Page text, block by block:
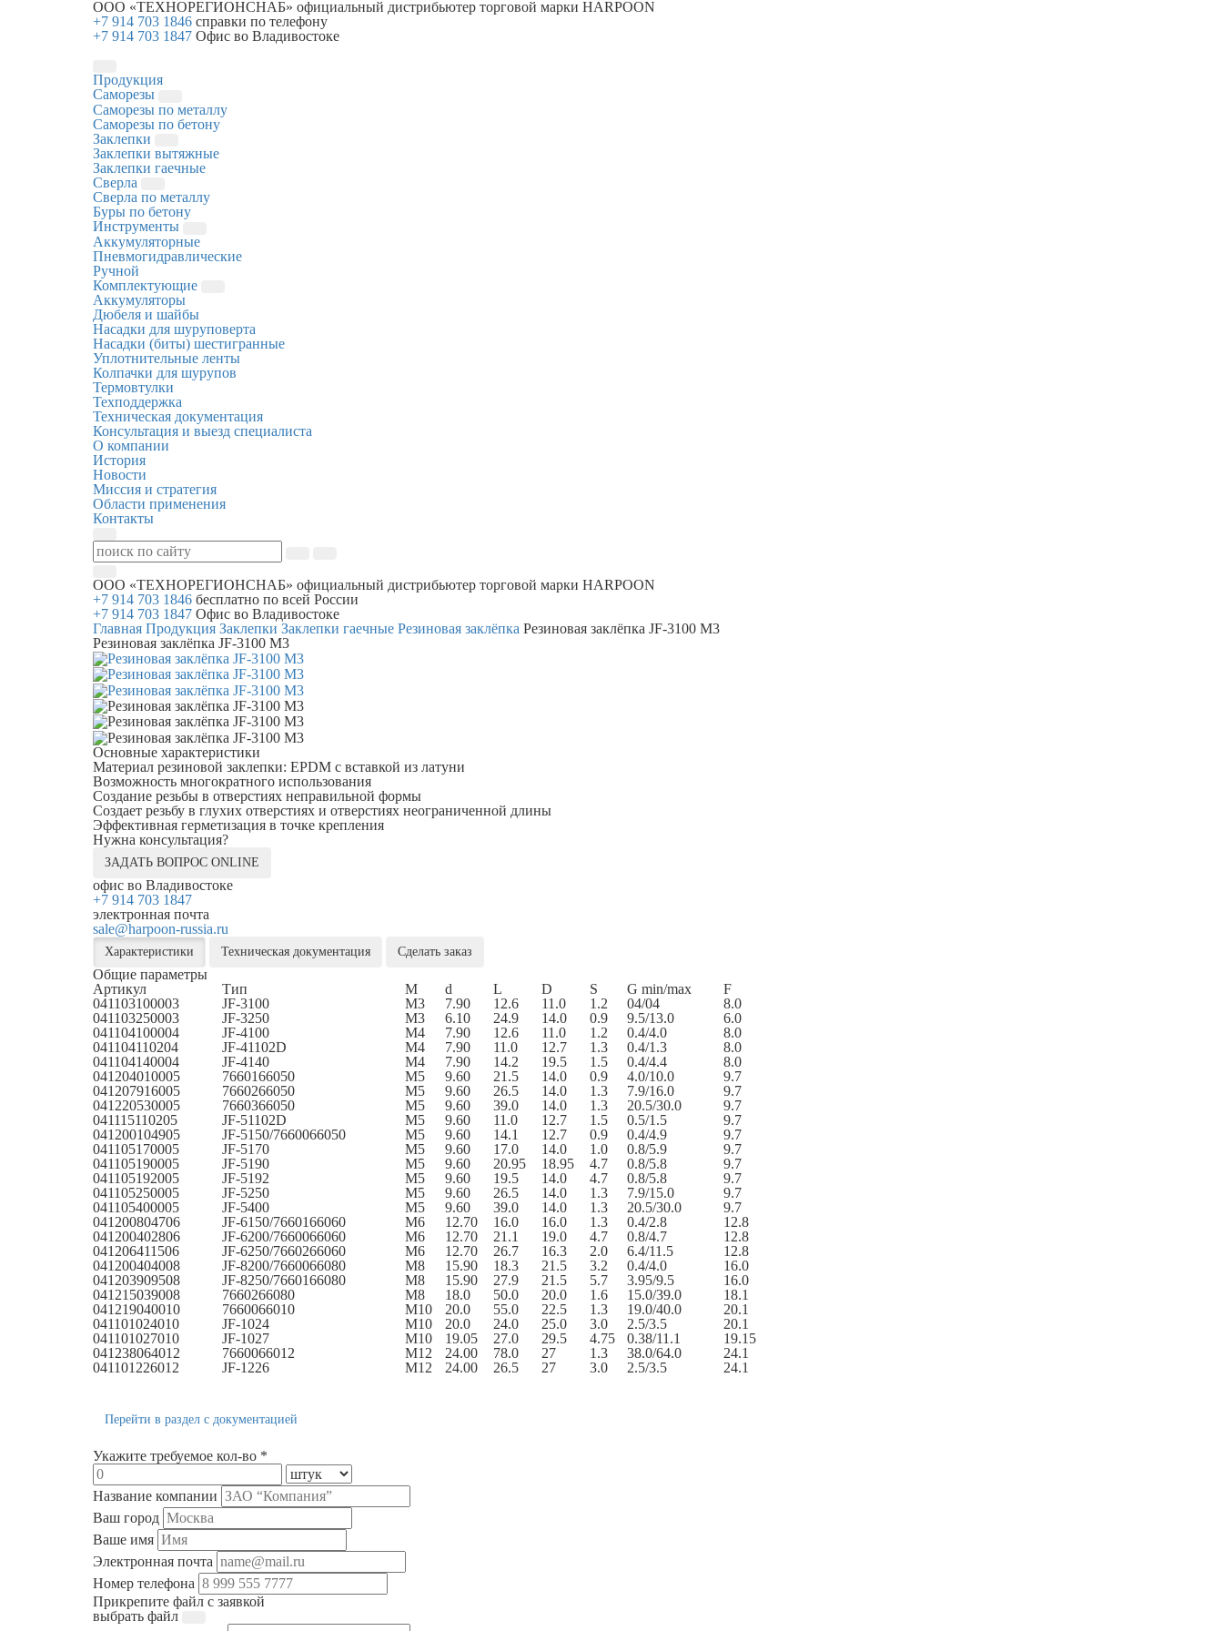
ООО «ТЕХНОРЕГИОНСНАБ» официальный дистрибьютер торговой марки HARPOON
+7 914 703 1846 справки по телефону
+7 914 703 1847 Офис во Владивостоке
Продукция
Саморезы
Саморезы по металлу
Саморезы по бетону
Заклепки
Заклепки вытяжные
Заклепки гаечные
Сверла
Сверла по металлу
Буры по бетону
Инструменты
Аккумуляторные
Пневмогидравлические
Ручной
Комплектующие
Аккумуляторы
Дюбеля и шайбы
Насадки для шуруповерта
Насадки (биты) шестигранные
Уплотнительные ленты
Колпачки для шурупов
Термовтулки
Техподдержка
Техническая документация
Консультация и выезд специалиста
О компании
История
Новости
Миссия и стратегия
Области применения
Контакты
ООО «ТЕХНОРЕГИОНСНАБ» официальный дистрибьютер торговой марки HARPOON
+7 914 703 1846 бесплатно по всей России
+7 914 703 1847 Офис во Владивостоке
Главная Продукция Заклепки Заклепки гаечные Резиновая заклёпка Резиновая заклёпка JF-3100 М3
Резиновая заклёпка JF-3100 М3
Основные характеристики
Материал резиновой заклепки: EPDM с вставкой из латуни
Возможность многократного использования
Создание резьбы в отверстиях неправильной формы
Создает резьбу в глухих отверстиях и отверстиях неограниченной длины
Эффективная герметизация в точке крепления
Нужна консультация?
ЗАДАТЬ ВОПРОС ONLINE
офис во Владивостоке
+7 914 703 1847
электронная почта
sale@harpoon-russia.ru
Характеристики Техническая документация Сделать заказ
Общие параметры
Артикул
Тип M d L D S G min/max
F
041103100003
JF-3100 М3 7.90 12.6 11.0 1.2 04/04
8.0
041103250003
JF-3250 М3 6.10 24.9 14.0 0.9 9.5/13.0
6.0
041104100004
JF-4100 М4 7.90 12.6 11.0 1.2 0.4/4.0
8.0
041104110204
JF-41102D М4 7.90 11.0 12.7 1.3 0.4/1.3
8.0
041104140004
JF-4140 М4 7.90 14.2 19.5 1.5 0.4/4.4
8.0
041204010005
7660166050 М5 9.60 21.5 14.0 0.9 4.0/10.0
9.7
041207916005
7660266050 М5 9.60 26.5 14.0 1.3 7.9/16.0
9.7
041220530005
7660366050 М5 9.60 39.0 14.0 1.3 20.5/30.0
9.7
041115110205
JF-51102D М5 9.60 11.0 12.7 1.5 0.5/1.5
9.7
041200104905
JF-5150/7660066050 М5 9.60 14.1 12.7 0.9 0.4/4.9
9.7
041105170005
JF-5170 М5 9.60 17.0 14.0 1.0 0.8/5.9
9.7
041105190005
JF-5190 М5 9.60 20.95 18.95 4.7 0.8/5.8
9.7
041105192005
JF-5192 М5 9.60 19.5 14.0 4.7 0.8/5.8
9.7
041105250005
JF-5250 М5 9.60 26.5 14.0 1.3 7.9/15.0
9.7
041105400005
JF-5400 М5 9.60 39.0 14.0 1.3 20.5/30.0
9.7
041200804706
JF-6150/7660166060 М6 12.70 16.0 16.0 1.3 0.4/2.8
12.8
041200402806
JF-6200/7660066060 М6 12.70 21.1 19.0 4.7 0.8/4.7
12.8
041206411506
JF-6250/7660266060 М6 12.70 26.7 16.3 2.0 6.4/11.5
12.8
041200404008
JF-8200/7660066080 М8 15.90 18.3 21.5 3.2 0.4/4.0
16.0
041203909508
JF-8250/7660166080 М8 15.90 27.9 21.5 5.7 3.95/9.5
16.0
041215039008
7660266080 М8 18.0 50.0 20.0 1.6 15.0/39.0
18.1
041219040010
7660066010 М10 20.0 55.0 22.5 1.3 19.0/40.0
20.1
041101024010
JF-1024 М10 20.0 24.0 25.0 3.0 2.5/3.5
20.1
041101027010
JF-1027 М10 19.05 27.0 29.5 4.75 0.38/11.1
19.15
041238064012
7660066012 М12 24.00 78.0 27 1.3 38.0/64.0
24.1
041101226012
JF-1226 М12 24.00 26.5 27 3.0 2.5/3.5 24.1
Перейти в раздел с документацией
Укажите требуемое кол-во *
Название компании
Ваш город
Ваше имя
Электронная почта
Номер телефона
Прикрепите файл с заявкой
выбрать файл